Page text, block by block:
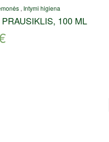
, Intymi higiena
100 ML